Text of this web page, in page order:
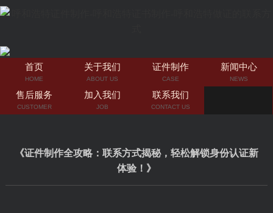
首页
HOME
关于我们
ABOUT US
证件制作
CASE
新闻中心
NEWS
售后服务
CUSTOMER
加入我们
JOB
联系我们
CONTACT US
《证件制作全攻略：联系方式揭秘，轻松解锁身份认证新
体验！》